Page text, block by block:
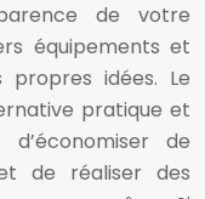
de votre
équipements et
idées. Le
pratique et
de
de réaliser des